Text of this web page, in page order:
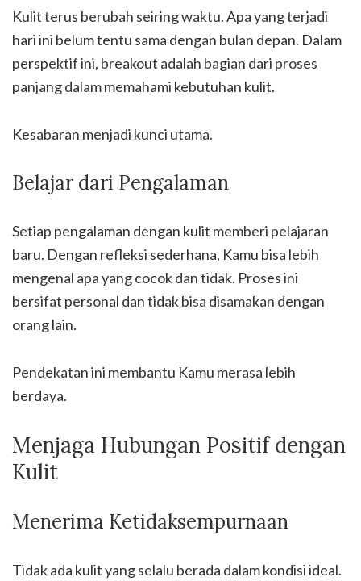
Kulit terus berubah seiring waktu. Apa yang terjadi
hari ini belum tentu sama dengan bulan depan. Dalam
perspektif ini, breakout adalah bagian dari proses
panjang dalam memahami kebutuhan kulit.
Kesabaran menjadi kunci utama.
Belajar dari Pengalaman
Setiap pengalaman dengan kulit memberi pelajaran
baru. Dengan refleksi sederhana, Kamu bisa lebih
mengenal apa yang cocok dan tidak. Proses ini
bersifat personal dan tidak bisa disamakan dengan
orang lain.
Pendekatan ini membantu Kamu merasa lebih
berdaya.
Menjaga Hubungan Positif dengan
Kulit
Menerima Ketidaksempurnaan
Tidak ada kulit yang selalu berada dalam kondisi ideal.